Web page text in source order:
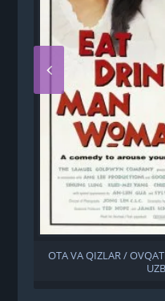
OTA VA QIZLAR /